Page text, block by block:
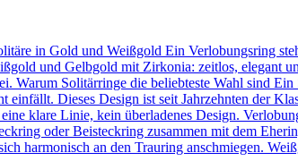
in Gold und Weißgold Ein Verlobungsring
und Gelbgold mit Zirkonia: zeitlos, elegant
Warum Solitärringe die beliebteste Wahl sind
einfällt. Dieses Design ist seit Jahrzehnten der
klare Linie, kein überladenes Design.
oder Beisteckring zusammen mit dem
harmonisch an den Trauring anschmiegen.